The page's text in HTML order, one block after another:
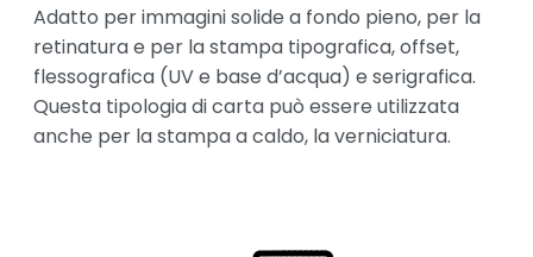
Adatto per immagini solide a fondo pieno, per la
retinatura e per la stampa tipografica, offset,
flessografica (UV e base d’acqua) e serigrafica.
Questa tipologia di carta può essere utilizzata
anche per la stampa a caldo, la verniciatura. ​